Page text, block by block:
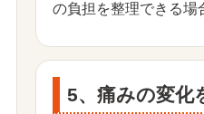
の負担を整理できる場
5、痛みの変化